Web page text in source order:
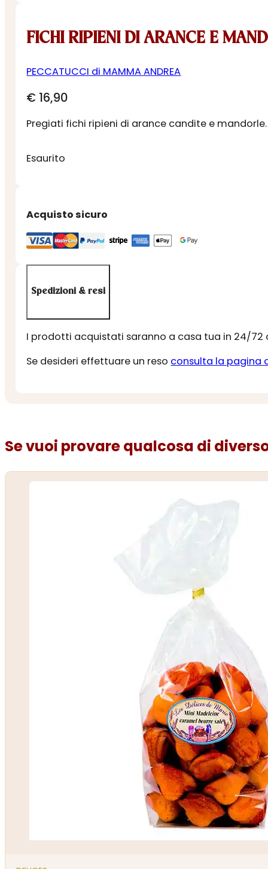
FICHI RIPIENI DI ARANCE E
PECCATUCCI di MAMMA ANDREA
€ 16,90
Pregiati fichi ripieni di arance candite e mandorle.
Esaurito
Acquisto sicuro
Spedizioni & resi
I prodotti acquistati saranno a casa tua in 24/72
Se desideri effettuare un reso consulta la pagina
Se vuoi provare qualcosa di